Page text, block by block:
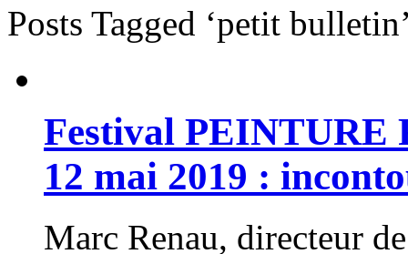
Posts Tagged ‘petit
Festival PEINTURE
12 mai 2019 :
Marc Renau, directeur